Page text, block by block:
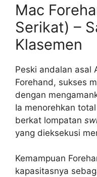
Mac
Serikat) –
Klasemen
Peski andalan asal
Forehand, sukses
dengan
Ia menorehkan
berkat lompatan
yang dieksekusi
Kemampuan
kapasitasnya